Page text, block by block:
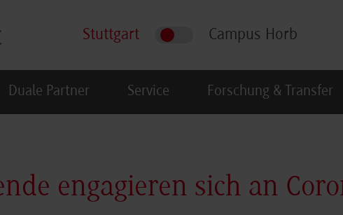
Stuttgart Campus Horb
Duale Partner Service Forschung & Transfer
engagieren sich an